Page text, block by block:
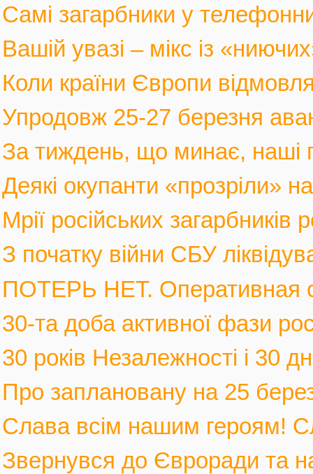
Самі загарбники у
Вашій увазі – мікс із
Коли країни Європи
Упродовж 25-27 березня
За тиждень, що минає, наші
Деякі окупанти «прозріли»
Мрії російських
З початку війни СБУ
ПОТЕРЬ НЕТ. Оперативная
30-та доба активної фази
30 років Незалежності і 30
Про заплановану на 25
Слава всім нашим героям!
Звернувся до Євроради та